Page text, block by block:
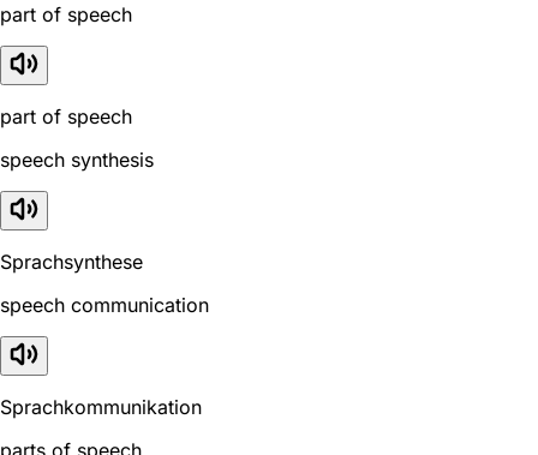
part of speech
part of speech
speech synthesis
Sprachsynthese
speech communication
Sprachkommunikation
parts of speech